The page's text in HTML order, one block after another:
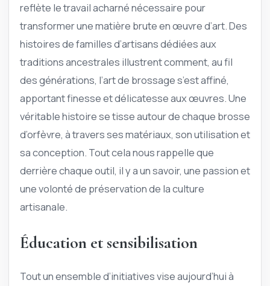
reflète le travail acharné nécessaire pour
transformer une matière brute en œuvre d’art. Des
histoires de familles d’artisans dédiées aux
traditions ancestrales illustrent comment, au fil
des générations, l’art de brossage s’est affiné,
apportant finesse et délicatesse aux œuvres. Une
véritable histoire se tisse autour de chaque brosse
d’orfèvre, à travers ses matériaux, son utilisation et
sa conception. Tout cela nous rappelle que
derrière chaque outil, il y a un savoir, une passion et
une volonté de préservation de la culture
artisanale.
Éducation et sensibilisation
Tout un ensemble d’initiatives vise aujourd’hui à